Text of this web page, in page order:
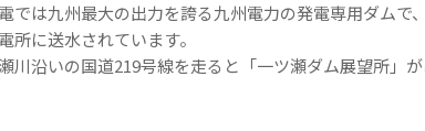
では九州最大の出力を誇る九州電力の発電専用ダムで
所に送水されています。
川沿いの国道219号線を走ると「一ツ瀬ダム展望所」